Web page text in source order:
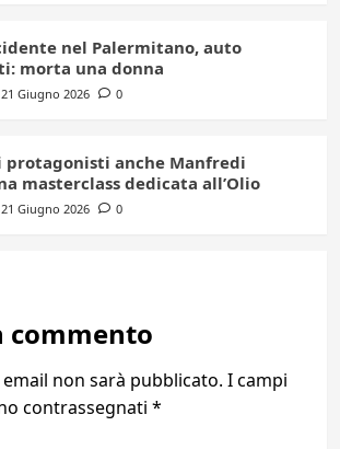
nel Palermitano, auto
morta una donna
21 Giugno 2026 0
protagonisti anche Manfredi
masterclass dedicata all’Olio
21 Giugno 2026 0
commento
non sarà pubblicato. I campi
contrassegnati *